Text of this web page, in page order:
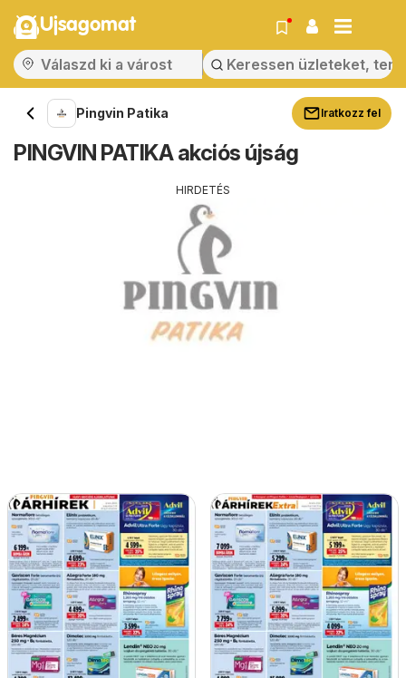
Ujsagomat
Pingvin Patika Iratkozz fel
PINGVIN PATIKA akciós újság
HIRDETÉS